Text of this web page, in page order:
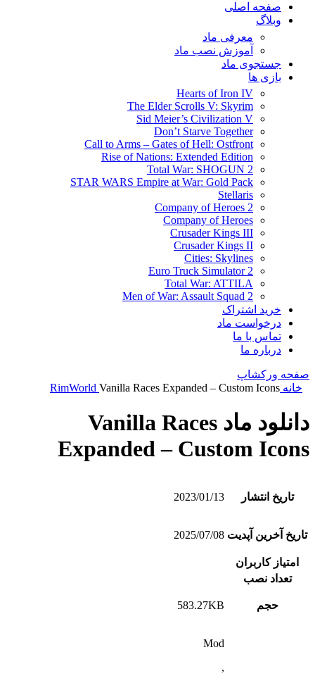
صفحه اصلی
وبلاگ
معرفی ماد
آموزش نصب ماد
جستجوی ماد
بازی ها
Hearts of Iron IV
The Elder Scrolls V: Skyrim
Sid Meier’s Civilization V
Don’t Starve Together
Call to Arms – Gates of Hell: Ostfront
Rise of Nations: Extended Edition
Total War: SHOGUN 2
STAR WARS Empire at War: Gold Pack
Stellaris
Company of Heroes 2
Company of Heroes
Crusader Kings III
Crusader Kings II
Cities: Skylines
Euro Truck Simulator 2
Total War: ATTILA
Men of War: Assault Squad 2
خرید اشتراک
درخواست ماد
تماس با ما
درباره ما
صفحه ورکشاپ
خانه
RimWorld Vanilla Races Expanded – Custom Icons
دانلود ماد Vanilla Races
Expanded – Custom Icons
تاریخ انتشار 2023/01/13
تاریخ آخرین آپدیت 2025/07/08
امتیاز کاربران
تعداد نصب
حجم 583.27KB
Mod
,